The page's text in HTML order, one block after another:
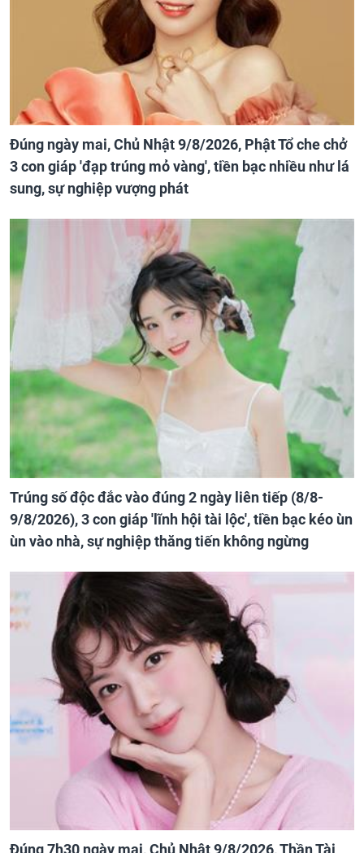
Đúng ngày mai, Chủ Nhật 9/8/2026, Phật Tổ che chở
3 con giáp 'đạp trúng mỏ vàng', tiền bạc nhiều như lá
sung, sự nghiệp vượng phát
Trúng số độc đắc vào đúng 2 ngày liên tiếp (8/8-
9/8/2026), 3 con giáp 'lĩnh hội tài lộc', tiền bạc kéo ùn
ùn vào nhà, sự nghiệp thăng tiến không ngừng